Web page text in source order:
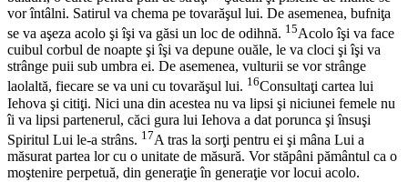
vor întâlni. Satirul va chema pe tovarăşul lui. De asemenea, bufniţa
se va aşeza acolo şi îşi va găsi un loc de odihnă. 15Acolo îşi va face
cuibul corbul de noapte şi îşi va depune ouăle, le va cloci şi îşi va
strânge puii sub umbra ei. De asemenea, vulturii se vor strânge
laolaltă, fiecare se va uni cu tovarăşul lui. 16Consultaţi cartea lui
Iehova şi citiţi. Nici una din acestea nu va lipsi şi niciunei femele nu
îi va lipsi partenerul, căci gura lui Iehova a dat porunca şi însuşi
Spiritul Lui le-a strâns. 17A tras la sorţi pentru ei şi mâna Lui a
măsurat partea lor cu o unitate de măsură. Vor stăpâni pământul ca o
moştenire perpetuă, din generaţie în generaţie vor locui acolo.